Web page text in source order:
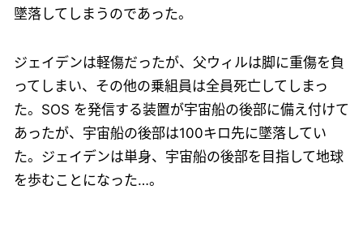
墜落してしまうのであった。
ジェイデンは軽傷だったが、父ウィルは脚に重傷を負
ってしまい、その他の乗組員は全員死亡してしまっ
た。SOS を発信する装置が宇宙船の後部に備え付けて
あったが、宇宙船の後部は100キロ先に墜落してい
た。ジェイデンは単身、宇宙船の後部を目指して地球
を歩むことになった…。